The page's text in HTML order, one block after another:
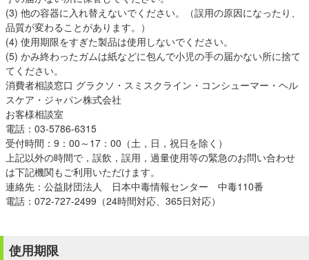
(3) 他の容器に入れ替えないでください。（誤用の原因になったり、
品質が変わることがあります。）
(4) 使用期限をすぎた製品は使用しないでください。
(5) かみ終わったガムは紙などに包んで小児の手の届かない所に捨て
てください。
消費者相談窓口 グラクソ・スミスクライン・コンシューマー・ヘル
スケア・ジャパン株式会社
お客様相談室
電話：03-5786-6315
受付時間：9：00～17：00（土，日，祝日を除く）
上記以外の時間で，誤飲，誤用，過量使用等の緊急のお問い合わせ
は下記機関もご利用いただけます。
連絡先：公益財団法人 日本中毒情報センター 中毒110番
電話：072-727-2499（24時間対応、365日対応）
使用期限